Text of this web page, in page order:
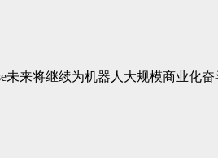
来将继续为机器人大规模商业化